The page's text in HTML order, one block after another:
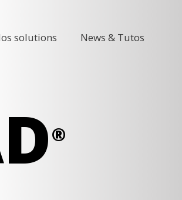
solutions News & Tutos
®